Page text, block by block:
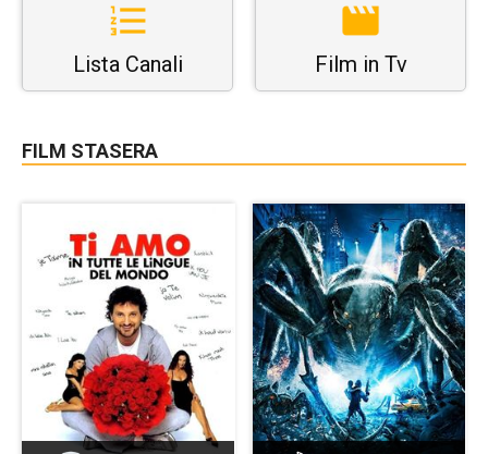
Lista Canali Film in Tv
FILM STASERA